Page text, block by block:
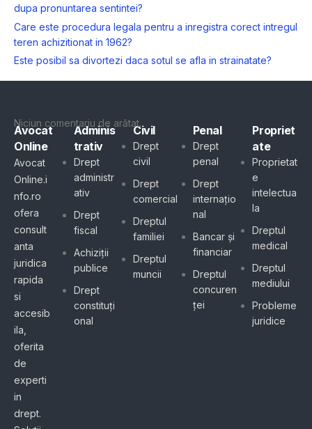
dupa pronuntarea sentintei?
Care este procedura legala pentru a inregistra corect intregul
teren achizitionat in 1962?
Este posibil sa divortezi daca sotul se afla in strainatate?
Niciun comentariu de arătat.
Avocat
Online
Avocat
Online.i
nfo.ro
ofera
consult
anta
juridica
rapida
si
accesib
ila,
oferita
de
experti
in
drept.
Adminis
trativ
Drept
administr
ativ
Drept
fiscal
Achiziții
publice
Drept
constituți
onal
Civil
Drept
civil
Drept
comercial
Dreptul
familiei
Dreptul
muncii
Penal
Drept
penal
Drept
internațio
nal
Bancar și
financiar
Dreptul
concuren
ței
Propriet
ate
Proprietat
e
intelectua
la
Dreptul
medical
Dreptul
mediului
Probleme
juridice